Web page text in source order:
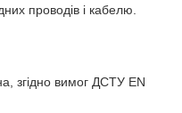
проводів і кабелю.
згідно вимог ДСТУ EN